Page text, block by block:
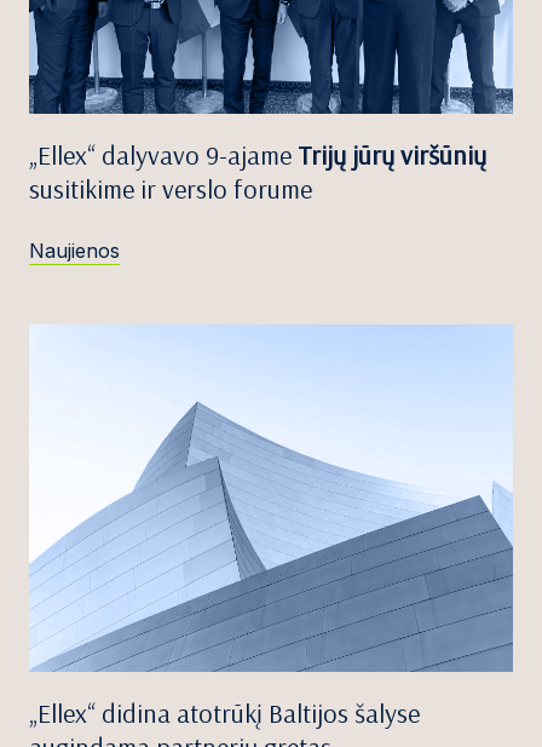
„Ellex“ dalyvavo 9-ajame Trijų jūrų viršūnių
susitikime ir verslo forume
Naujienos
„Ellex“ didina atotrūkį Baltijos šalyse